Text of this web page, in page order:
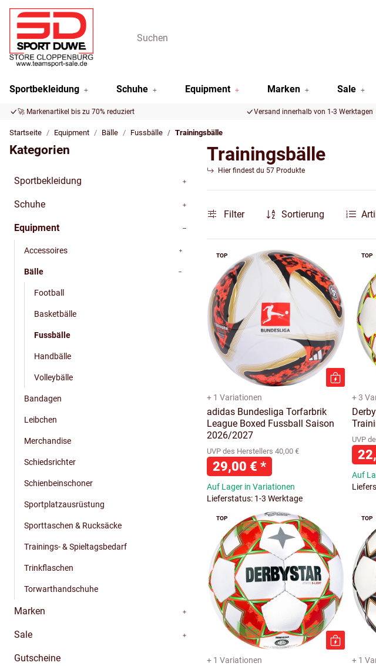
Sportbekleidung Schuhe Equipment Marken Sale
🚀 Markenartikel bis zu 70% reduziert Versand innerhalb von 1-3 Werktagen
Startseite Equipment Bälle Fussbälle Trainingsbälle
Trainingsbälle
Hier findest du 57 Produkte
Filter Sortierung
TOP
+ 1 Variationen
adidas Bundesliga Torfarbrik
League Boxed Fussball Saison
2026/2027
UVP des Herstellers 40,00 €
29,00 € *
Auf Lager in Variationen
Lieferstatus: 1-3 Werktage
TOP
+ 3
UVP
Auf
TOP
+ 1 Variationen
TOP
+ 1
Kategorien
Sportbekleidung
Schuhe
Equipment
Accessoires
Bälle
Football
Basketbälle
Fussbälle
Handbälle
Volleybälle
Bandagen
Leibchen
Merchandise
Schiedsrichter
Schienbeinschoner
Sportplatzausrüstung
Sporttaschen & Rucksäcke
Trainings- & Spieltagsbedarf
Trinkflaschen
Torwarthandschuhe
Marken
Sale
Gutscheine